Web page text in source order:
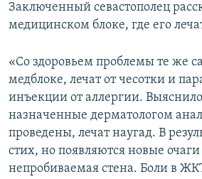
Заключенный севастополец
медицинском блоке, где его
«Со здоровьем проблемы те же
медблоке, лечат от чесотки и
инъекции от аллергии.
назначенные дерматологом
проведены, лечат наугад. В
стих, но появляются новые
непробиваемая стена. Боли в